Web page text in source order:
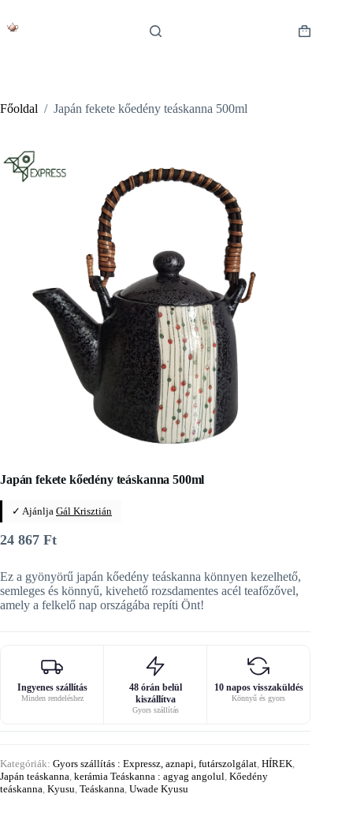
content
Shopping
Főoldal / Japán fekete kőedény teáskanna 500ml
Japán fekete kőedény teáskanna 500ml
✓ Ajánlja Gál Krisztián
24 867 Ft
Ez a gyönyörű japán kőedény teáskanna könnyen kezelhető,
semleges és könnyű, kivehető rozsdamentes acél teafőzővel,
amely a felkelő nap országába repíti Önt!
Ingyenes szállítás
Minden rendeléshez
48 órán belül
kiszállítva
Gyors szállítás
10 napos visszaküldés
Könnyű és gyors
Kategóriák: Gyors szállítás : Expressz, aznapi, futárszolgálat HÍREK
Japán teáskanna kerámia Teáskanna : agyag angolul Kőedény
teáskanna Kyusu Teáskanna Uwade Kyusu